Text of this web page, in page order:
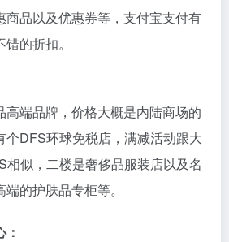
商品以及优惠券等，支付宝支付有
的折扣。
高端品牌，价格大概是内陆商场的
个DFS环球免税店，满减活动跟大
相似，二楼是奢侈品服装店以及名
的护肤品专柜等。